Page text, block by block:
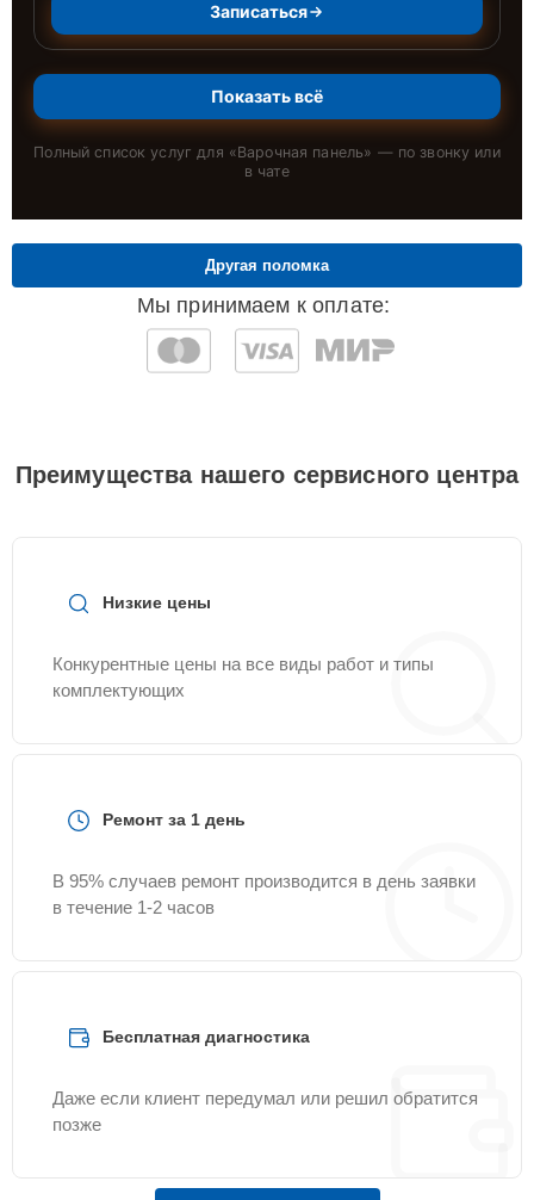
Записаться
Показать всё
Полный список услуг для «Варочная панель» — по звонку или
в чате
Мы принимаем к оплате:
Другая поломка
Преимущества нашего сервисного центра
Низкие цены
Конкурентные цены на все виды работ и типы
комплектующих
Ремонт за 1 день
В 95% случаев ремонт производится в день заявки
в течение 1-2 часов
Бесплатная диагностика
Даже если клиент передумал или решил обратится
позже